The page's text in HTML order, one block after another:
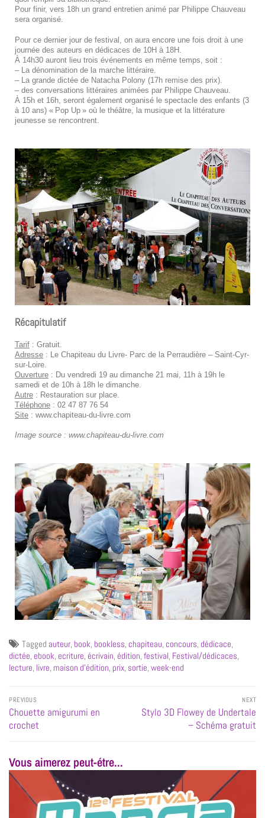
Pour finir, vers 18h un grand entretien animé par Philippe Chauveau
sera organisé.
Pour ce dernier jour de festival, on aura encore une fois droit à une
journée des auteurs en dédicaces de 10H à 18H.
À 14h30 auront lieu trois événements en même temps, soit :
– La dénomination de la marche littéraire.
– La grande dictée de Natacha Polony (17h remise des prix).
– des conversations littéraires animées par Philippe Chauveau.
À 15h et 16h, seront également organisé le spectacle des enfants (3
à 10 ans) « Pop Up » où le théâtre, la musique et la littérature
jeunesse se rencontrent.
Récapitulatif
Tarif : Gratuit.
Adresse : Le Chapiteau du Livre- Parc de la Perraudière – Saint-Cyr-
sur-Loire.
Ouverture : Du vendredi 19 au dimanche 21 mai, 11h à 19h le
samedi et de 10h à 18h le dimanche.
Autre : Restauration sur place.
Téléphone : 02 47 87 76 54
Site : www.chapiteau-du-livre.com
Image source : www.chapiteau-du-livre.com
Tagged auteur, book, bookless, chapiteau, concours, dédicace,
dictée, ebook, ecriture, écrivain, édition, festival, Festival/dédicaces,
lecture, livre, maison d'édition, prix, sortie, week-end
PREVIOUS
Chouette amigurumi en
crochet
NEXT
Stylo 3D Flowey de Undertale
– Schéma gratuit
Vous aimerez peut-étre...